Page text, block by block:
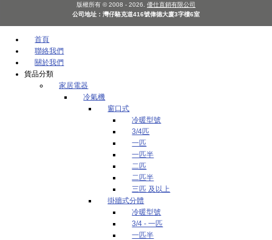
版權所有 © 2008 - 2026. 優仕直銷有限公司
公司地址：灣仔駱克道416號偉德大廈3字樓6室
首頁
聯絡我們
關於我們
貨品分類
家居電器
冷氣機
窗口式
冷暖型號
3/4匹
一匹
一匹半
二匹
二匹半
三匹 及以上
掛牆式分體
冷暖型號
3/4 - 一匹
一匹半